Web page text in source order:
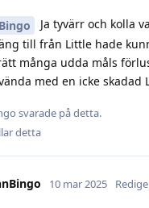
Ja tyvärr och kolla
till från Little hade
många udda måls
med en icke skadad
svarade på detta.
detta
10 mar 2025